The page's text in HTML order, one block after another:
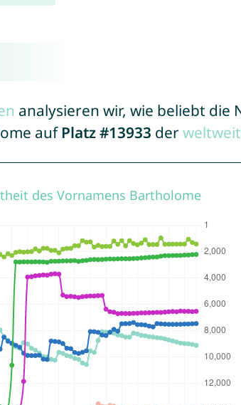
analysieren wir, wie beliebt die
auf Platz #13933 der